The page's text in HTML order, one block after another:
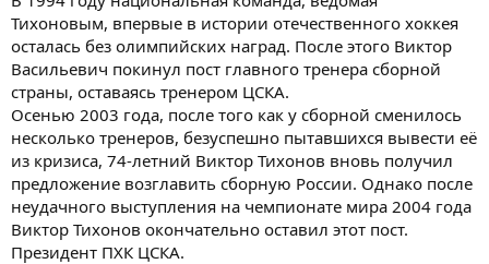
Тихоновым, впервые в истории отечественного хоккея
осталась без олимпийских наград. После этого Виктор
Васильевич покинул пост главного тренера сборной
страны, оставаясь тренером ЦСКА.
Осенью 2003 года, после того как у сборной сменилось
несколько тренеров, безуспешно пытавшихся вывести её
из кризиса, 74-летний Виктор Тихонов вновь получил
предложение возглавить сборную России. Однако после
неудачного выступления на чемпионате мира 2004 года
Виктор Тихонов окончательно оставил этот пост.
Президент ПХК ЦСКА.